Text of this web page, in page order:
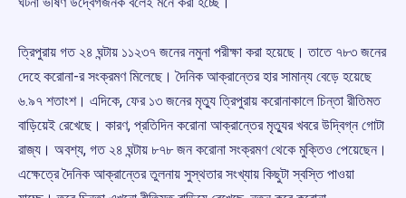
ত্রিপুরায় গত ২৪ ঘন্টায় ১১২৩৭ জনের নমুনা পরীক্ষা করা হয়েছে। তাতে ৭৮৩ জনের
দেহে করোনা-র সংক্রমণ মিলেছে। দৈনিক আক্রান্তের হার সামান্য বেড়ে হয়েছে
৬.৯৭ শতাংশ। এদিকে, ফের ১৩ জনের মৃত্যু ত্রিপুরায় করোনাকালে চিন্তা রীতিমত
বাড়িয়েই রেখেছে। কারণ, প্রতিদিন করোনা আক্রান্তের মৃত্যুর খবরে উদ্বিগ্ন গোটা
রাজ্য। অবশ্য, গত ২৪ ঘন্টায় ৮৭৮ জন করোনা সংক্রমণ থেকে মুক্তিও পেয়েছেন।
এক্ষেত্রে দৈনিক আক্রান্তের তুলনায় সুস্থতার সংখ্যায় কিছুটা স্বস্তি পাওয়া